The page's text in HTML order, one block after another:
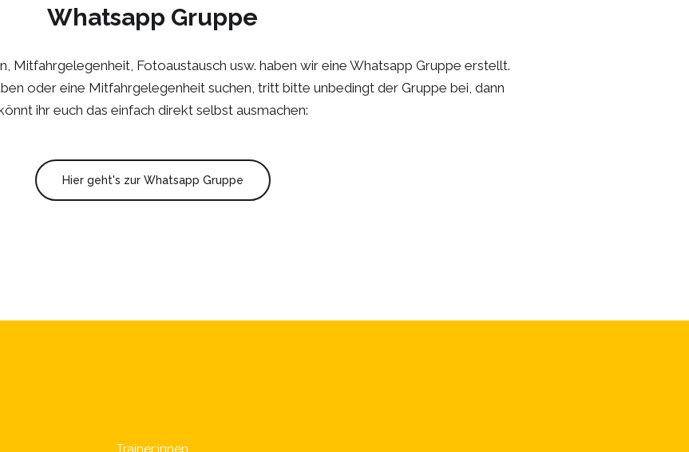
Whatsapp Gruppe
Mitfahrgelegenheit, Fotoaustausch usw. haben wir eine Whatsapp Gruppe erstellt.
oder eine Mitfahrgelegenheit suchen, tritt bitte unbedingt der Gruppe bei, dann
ihr euch das einfach direkt selbst ausmachen:
Hier geht's zur Whatsapp Gruppe
Trainer:innen